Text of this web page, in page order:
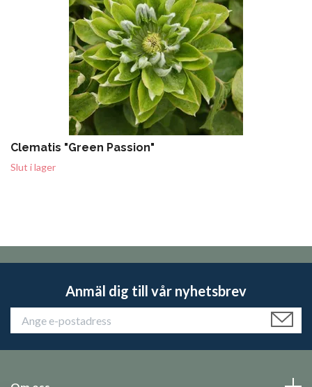
Clematis "Green Passion"
Slut i lager
Anmäl dig till vår nyhetsbrev